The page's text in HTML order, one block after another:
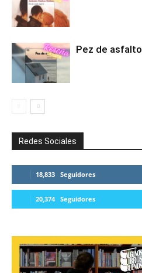
Pez de asfalto
Redes Sociales
18,833 Seguidores
20,374 Seguidores